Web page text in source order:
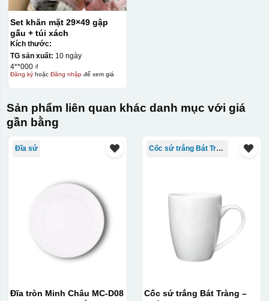
Set khăn mặt 29×49 gập
gấu + túi xách
Kích thước:
TG sản xuất: 10 ngày
4**000 ₫
Đăng kýhoặc Đăng nhậpđể xem giá
Sản phẩm liên quan khác danh mục với giá
gần bằng
Đĩa sứ
Đĩa tròn Minh Châu MC-D08
Cốc sứ trắng Bát Tràng
Cốc sứ trắng Bát Tràng –